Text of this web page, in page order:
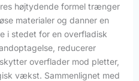
højtydende formel trænger
materialer og danner en
i stedet for en overfladisk
reducerer
overflader mod pletter,
vækst. Sammenlignet med